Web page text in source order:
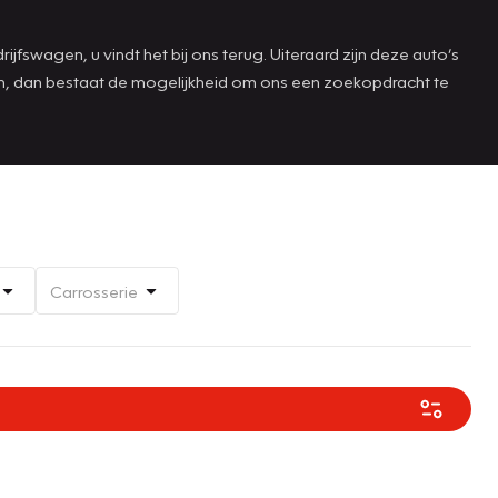
u vindt het bij ons terug. Uiteraard zijn deze auto’s
dan bestaat de mogelijkheid om ons een zoekopdracht te
Carrosserie